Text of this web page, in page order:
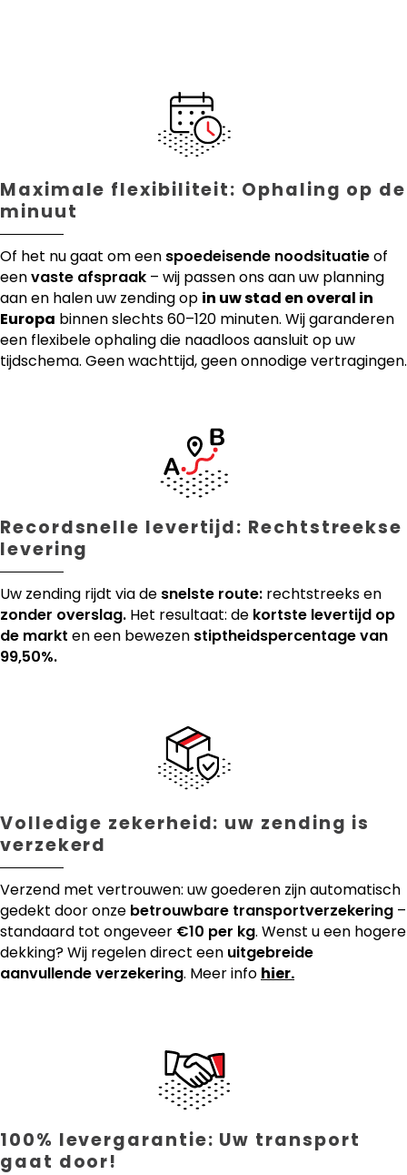
Maximale flexibiliteit: Ophaling op de
minuut
Of het nu gaat om een spoedeisende noodsituatieof
eenvaste afspraak – wij passen ons aan uw planning
aan en halen uw zending op in uw stad en overal in
Europa binnen slechts 60–120 minuten. Wij garanderen
een flexibele ophaling die naadloos aansluit op uw
tijdschema. Geen wachttijd, geen onnodige vertragingen.
Recordsnelle levertijd: Rechtstreekse
levering
Uw zending rijdt via de snelste route: rechtstreeks en
zonder overslag. Het resultaat: de kortste levertijd op
de markt en een bewezen stiptheidspercentage van
99,50%.
Volledige zekerheid: uw zending is
verzekerd
Verzend met vertrouwen: uw goederen zijn automatisch
gedekt door onze betrouwbare transportverzekering –
standaard tot ongeveer €10 per kg. Wenst u een hogere
dekking? Wij regelen direct een uitgebreide
aanvullende verzekering. Meer info hier.
100% levergarantie: Uw transport
gaat door!